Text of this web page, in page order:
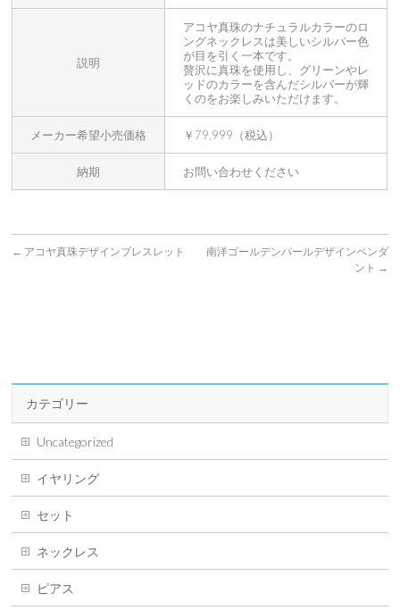
説明
アコヤ真珠のナチュラルカラーのロ
ングネックレスは美しいシルバー色
が目を引く一本です。
贅沢に真珠を使用し、グリーンやレ
ッドのカラーを含んだシルバーが輝
くのをお楽しみいただけます。
メーカー希望小売価格 ￥79,999（税込）
納期 お問い合わせください
← アコヤ真珠デザインブレスレット
南洋ゴールデンパールデザインペンダ
ント →
カテゴリー
Uncategorized
イヤリング
セット
ネックレス
ピアス